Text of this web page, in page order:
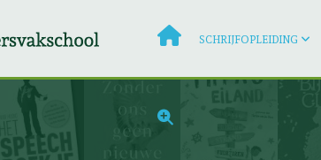
SCHRIJFOPLEIDING